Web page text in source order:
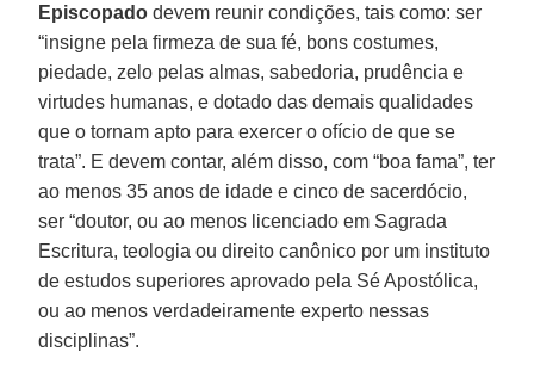
Episcopadodevem reunir condições, tais como: ser
“insigne pela firmeza de sua fé, bons costumes,
piedade, zelo pelas almas, sabedoria, prudência e
virtudes humanas, e dotado das demais qualidades
que o tornam apto para exercer o ofício de que se
trata”. E devem contar, além disso, com “boa fama”, ter
ao menos 35 anos de idade e cinco de sacerdócio,
ser “doutor, ou ao menos licenciado em Sagrada
Escritura, teologia ou direito canônico por um instituto
de estudos superiores aprovado pela Sé Apostólica,
ou ao menos verdadeiramente experto nessas
disciplinas”.